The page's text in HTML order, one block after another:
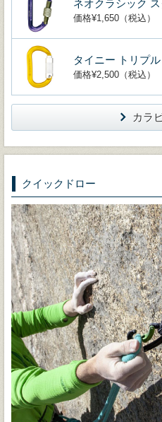
ネオクラシック
価格¥1,650（税込）
タイニー トリプ
価格¥2,500（税込）
カラ
クイックドロー